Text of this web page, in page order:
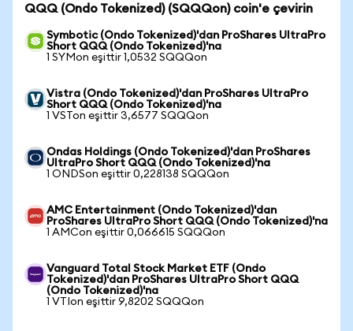
QQQ (Ondo Tokenized) (SQQQon) coin'e çevirin
Symbotic (Ondo Tokenized)'dan ProShares UltraPro
Short QQQ (Ondo Tokenized)'na
1 SYMon eşittir 1,0532 SQQQon
Vistra (Ondo Tokenized)'dan ProShares UltraPro
Short QQQ (Ondo Tokenized)'na
1 VSTon eşittir 3,6577 SQQQon
Ondas Holdings (Ondo Tokenized)'dan ProShares
UltraPro Short QQQ (Ondo Tokenized)'na
1 ONDSon eşittir 0,228138 SQQQon
AMC Entertainment (Ondo Tokenized)'dan
ProShares UltraPro Short QQQ (Ondo Tokenized)'na
1 AMCon eşittir 0,066615 SQQQon
Vanguard Total Stock Market ETF (Ondo
Tokenized)'dan ProShares UltraPro Short QQQ
(Ondo Tokenized)'na
1 VTIon eşittir 9,8202 SQQQon